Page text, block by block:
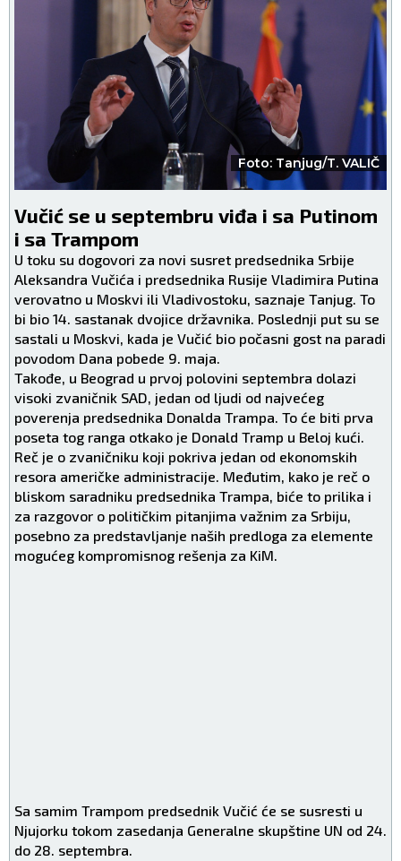
Foto: Tanjug/T. VALIČ
Vučić se u septembru viđa i sa Putinom
i sa Trampom
U toku su dogovori za novi susret predsednika Srbije
Aleksandra Vučića i predsednika Rusije Vladimira Putina
verovatno u Moskvi ili Vladivostoku, saznaje Tanjug. To
bi bio 14. sastanak dvojice državnika. Poslednji put su se
sastali u Moskvi, kada je Vučić bio počasni gost na paradi
povodom Dana pobede 9. maja.
Takođe, u Beograd u prvoj polovini septembra dolazi
visoki zvaničnik SAD, jedan od ljudi od najvećeg
poverenja predsednika Donalda Trampa. To će biti prva
poseta tog ranga otkako je Donald Tramp u Beloj kući.
Reč je o zvaničniku koji pokriva jedan od ekonomskih
resora američke administracije. Međutim, kako je reč o
bliskom saradniku predsednika Trampa, biće to prilika i
za razgovor o političkim pitanjima važnim za Srbiju,
posebno za predstavljanje naših predloga za elemente
mogućeg kompromisnog rešenja za KiM.
Sa samim Trampom predsednik Vučić će se susresti u
Njujorku tokom zasedanja Generalne skupštine UN od 24.
do 28. septembra.